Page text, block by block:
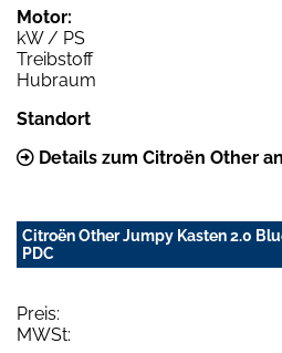
Motor:
kW / PS
Treibstoff
Hubraum
Standort
Details zum Citroën Other
Citroën Other Jumpy Kasten 2.0
PDC
Preis:
MWSt: